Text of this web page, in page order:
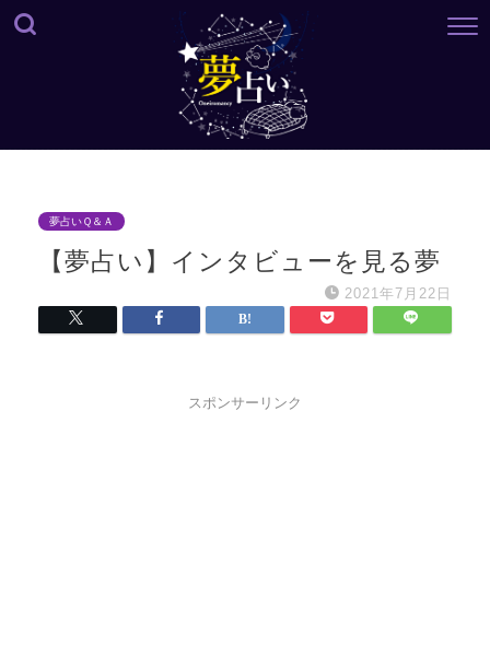
夢占いＱ＆Ａ
【夢占い】インタビューを見る夢
2021年7月22日
スポンサーリンク